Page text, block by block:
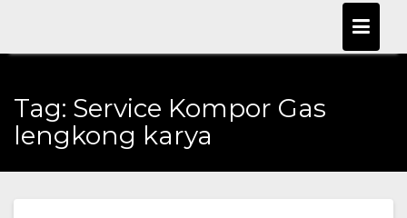
content
Tag: Service Kompor Gas
lengkong karya